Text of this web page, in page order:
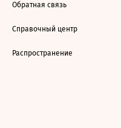
Обратная связь
Справочный центр
Распространение